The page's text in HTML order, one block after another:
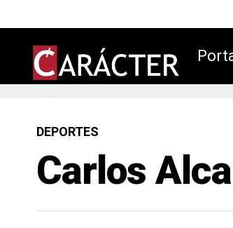
DEPORTES
Carlos